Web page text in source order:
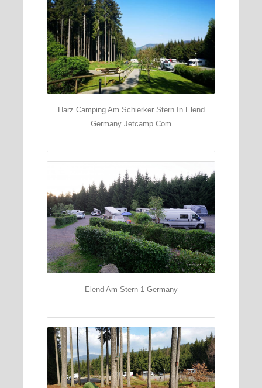
Harz Camping Am Schierker Stern In Elend
Germany Jetcamp Com
Elend Am Stern 1 Germany